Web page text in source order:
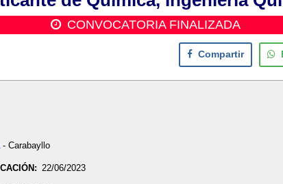
CONVOCATORIA FINALIZADA
Compartir
- Carabayllo
22/06/2023